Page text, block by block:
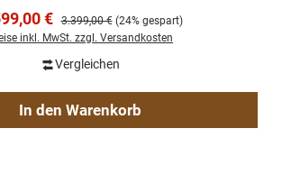
€ Regulärer Preis:
3.399,00 € (24% gespart)
inkl. MwSt. zzgl. Versandkosten
Vergleichen
In den Warenkorb